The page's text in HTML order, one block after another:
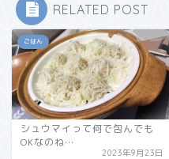
RELATED POST
ごはん
シュウマイって何で包んでも
OKなのね…
2023年9月23日